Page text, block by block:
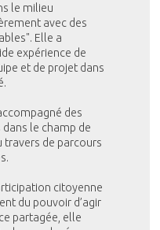
le milieu
avec des
Elle a
expérience de
et de projet dans
des
le champ de
travers de parcours
citoyenne
du pouvoir d’agir
partagée, elle